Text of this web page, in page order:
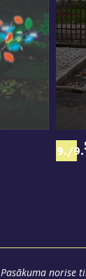
69./9.
Pasākuma norise